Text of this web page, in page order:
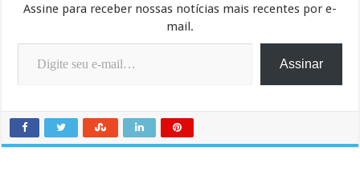
Assine para receber nossas notícias mais recentes por e-
mail.
Digite seu e-mail…
Assinar